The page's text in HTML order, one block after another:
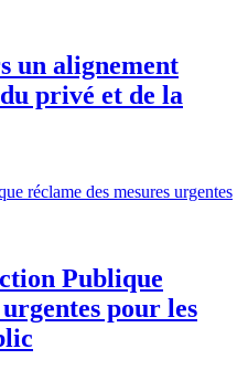
un alignement
privé et de la
Publique
pour les